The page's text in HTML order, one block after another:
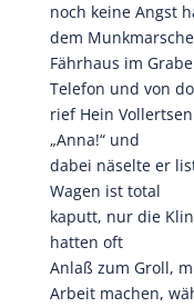
noch keine Angst
dem
Fährhaus im
Telefon und von
rief Hein
„Anna!“ und
dabei näselte er
Wagen ist total
kaputt, nur die
hatten oft
Anlaß zum Groll,
Arbeit machen,